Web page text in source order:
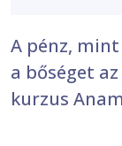
A pénz,
a bőséget
kurzus